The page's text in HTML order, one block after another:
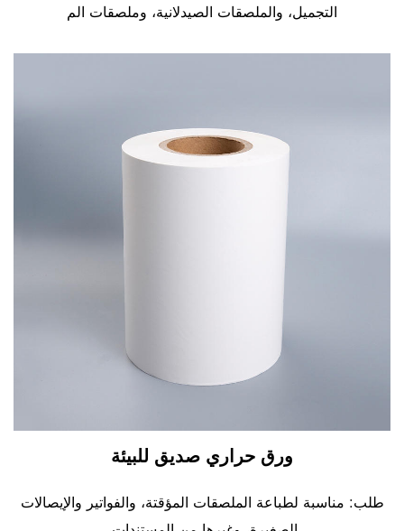
التجميل، والملصقات الصيدلانية، وملصقات الم
ورق حراري صديق للبيئة
طلب: مناسبة لطباعة الملصقات المؤقتة، والفواتير والإيصالات